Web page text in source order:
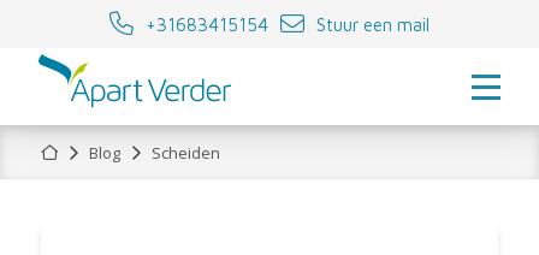
+31683415154 Stuur een mail
HomeBlog Scheiden